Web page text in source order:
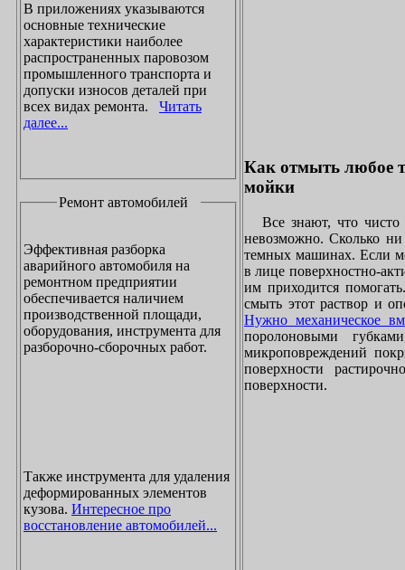
В приложениях указываются
основные технические
характеристики наиболее
распространенных паровозом
промышленного транспорта и
допуски износов деталей при
всех видах ремонта. Читать
далее...
Ремонт автомобилей
Эффективная разборка
аварийного автомобиля на
ремонтном предприятии
обеспечивается наличием
производственной площади,
оборудования, инструмента для
разборочно-сборочных работ.
Также инструмента для удаления
деформированных элементов
кузова. Интересное про
восстановление автомобилей...
Как отмыть любое
мойки
Все знают, что чисто
невозможно. Сколько
темных машинах. Если
в лице поверхностно-
им приходится
смыть этот раствор и
Нужно механическое
поролоновыми
микроповреждений
поверхности
поверхности.